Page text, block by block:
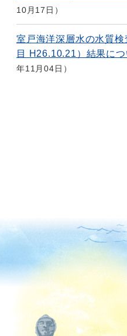
10月17日
室戸海洋深層水の水質検
目 H26.10.21）結果につ
年11月04日